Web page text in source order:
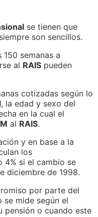
se tienen que
son sencillos.
semanas a
al RAIS pueden
cotizadas según lo
, la edad y sexo del
en la cual el
al RAIS.
y en base a la
los
4% si el cambio se
diciembre de 1998.
por parte del
se mide según el
pensión o cuando este